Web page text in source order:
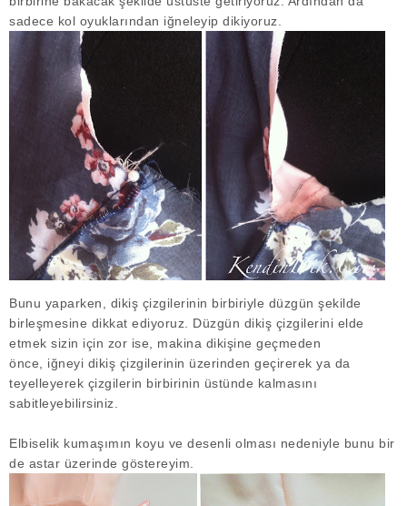
sadece kol oyuklarından iğneleyip dikiyoruz.
Bunu yaparken, dikiş çizgilerinin birbiriyle düzgün şekilde
birleşmesine dikkat ediyoruz. Düzgün dikiş çizgilerini elde
etmek sizin için zor ise, makina dikişine geçmeden
önce,
iğneyi dikiş çizgilerinin üzerinden geçirerek ya da
teyelleyerek çizgilerin birbirinin üstünde kalmasını
sabitleyebilirsiniz.
Elbiselik kumaşımın koyu ve desenli olması nedeniyle bunu bir
de astar üzerinde göstereyim.